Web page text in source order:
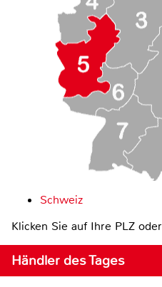
Schweiz
Klicken Sie auf Ihre PLZ
Händler des Tages